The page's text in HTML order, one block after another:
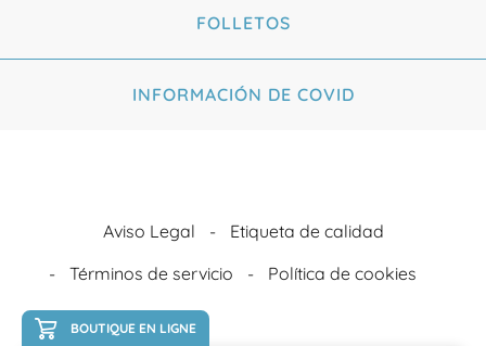
BOUTIQUE EN LIGNE
FOLLETOS
INFORMACIÓN DE COVID
Aviso Legal
Etiqueta de calidad
Términos de servicio
Política de cookies